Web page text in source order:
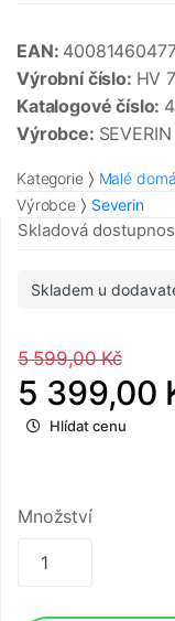
EAN:
Výrobní číslo: HV
Katalogové číslo:
Výrobce: SEVERIN
Kategorie Malé
Výrobce
Severin
Skladová
Skladem u
5 599,00 Kč
5 399,00
Hlídat cenu
Množství